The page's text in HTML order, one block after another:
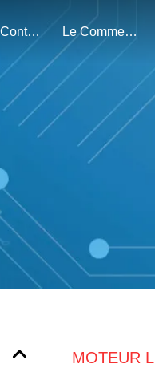
Nous Contacter Le Commerce
MOTEUR